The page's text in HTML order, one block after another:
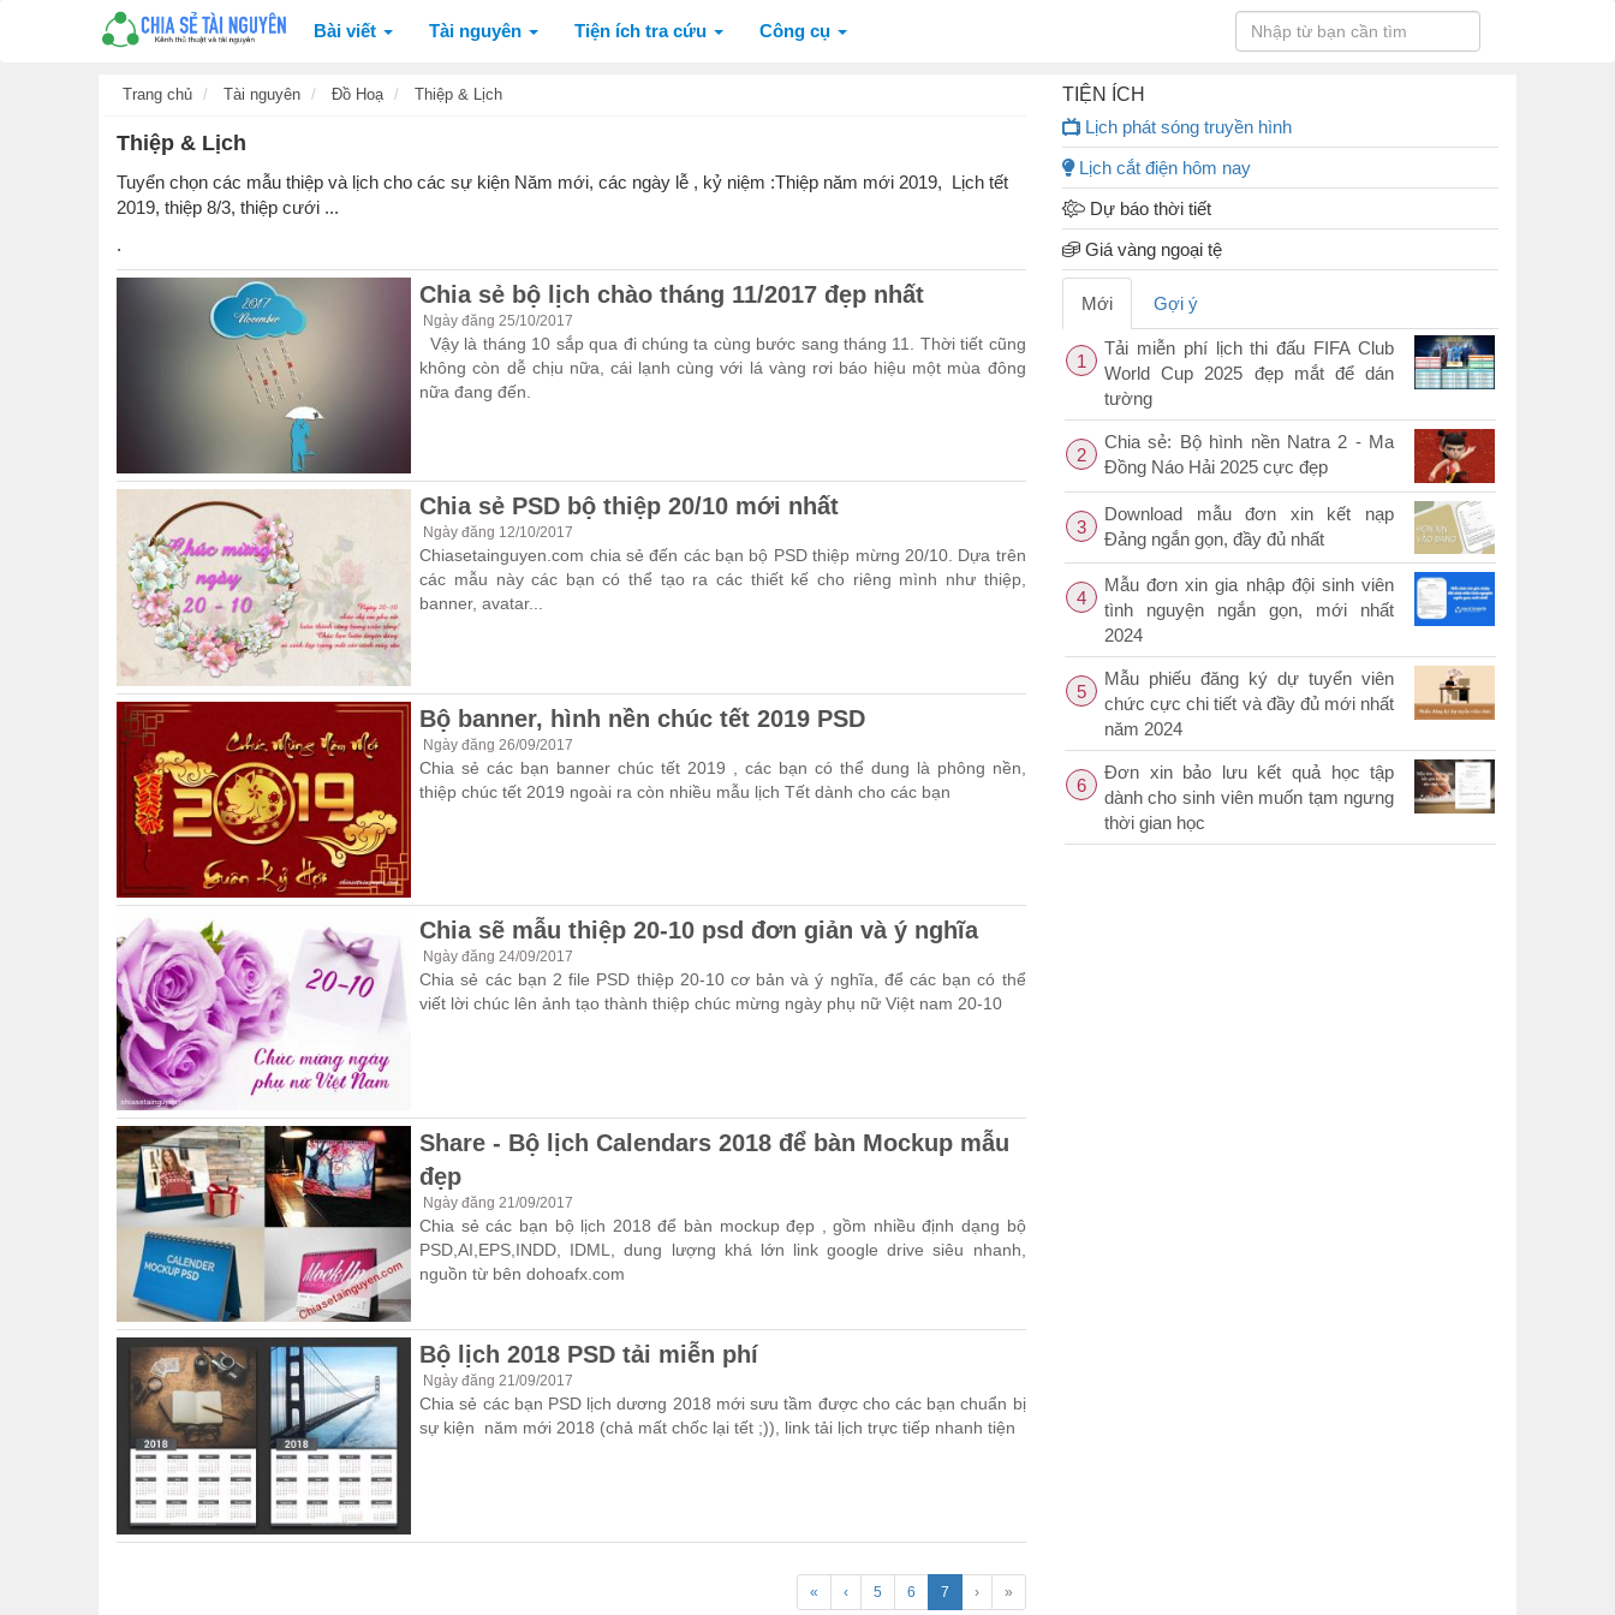
Bài viết Tài nguyên Tiện ích tra cứu Công cụ
Trang chủ Tài nguyên Đồ Hoạ Thiệp & Lịch
Thiệp & Lịch
Tuyển chọn các mẫu thiệp và lịch cho các sự kiện Năm mới, các ngày lễ , kỷ niệm :Thiệp năm mới 2019, Lịch tết
2019, thiệp 8/3, thiệp cưới ...
.
Chia sẻ bộ lịch chào tháng 11/2017 đẹp nhất
Ngày đăng 25/10/2017
Vậy là tháng 10 sắp qua đi chúng ta cùng bước sang tháng 11. Thời tiết cũng
không còn dễ chịu nữa, cái lạnh cùng với lá vàng rơi báo hiệu một mùa đông
nữa đang đến.
Chia sẻ PSD bộ thiệp 20/10 mới nhất
Ngày đăng 12/10/2017
Chiasetainguyen.com chia sẻ đến các bạn bộ PSD thiệp mừng 20/10. Dựa trên
các mẫu này các bạn có thể tạo ra các thiết kế cho riêng mình như thiệp,
banner, avatar...
Bộ banner, hình nền chúc tết 2019 PSD
Ngày đăng 26/09/2017
Chia sẻ các bạn banner chúc tết 2019 , các bạn có thể dung là phông nền,
thiệp chúc tết 2019 ngoài ra còn nhiều mẫu lịch Tết dành cho các bạn
Chia sẽ mẫu thiệp 20-10 psd đơn giản và ý nghĩa
Ngày đăng 24/09/2017
Chia sẻ các bạn 2 file PSD thiệp 20-10 cơ bản và ý nghĩa, để các bạn có thể
viết lời chúc lên ảnh tạo thành thiệp chúc mừng ngày phụ nữ Việt nam 20-10
Share - Bộ lịch Calendars 2018 để bàn Mockup mẫu
đẹp
Ngày đăng 21/09/2017
Chia sẻ các bạn bộ lịch 2018 để bàn mockup đẹp , gồm nhiều định dạng bộ
PSD,AI,EPS,INDD, IDML, dung lượng khá lớn link google drive siêu nhanh,
nguồn từ bên dohoafx.com
Bộ lịch 2018 PSD tải miễn phí
Ngày đăng 21/09/2017
Chia sẻ các bạn PSD lịch dương 2018 mới sưu tầm được cho các bạn chuẩn bị
sự kiện năm mới 2018 (chả mất chốc lại tết ;)), link tải lịch trực tiếp nhanh tiện
« ‹ 5 6 7 › »
TIỆN ÍCH
Lịch phát sóng truyền hình
Lịch cắt điện hôm nay
Dự báo thời tiết
Giá vàng ngoại tệ
Mới Gợi ý
1
Tải miễn phí lịch thi đấu FIFA Club
World Cup 2025 đẹp mắt để dán
tường
2
Chia sẻ: Bộ hình nền Natra 2 - Ma
Đồng Náo Hải 2025 cực đẹp
3
Download mẫu đơn xin kết nạp
Đảng ngắn gọn, đầy đủ nhất
4
Mẫu đơn xin gia nhập đội sinh viên
tình nguyện ngắn gọn, mới nhất
2024
5
Mẫu phiếu đăng ký dự tuyển viên
chức cực chi tiết và đầy đủ mới nhất
năm 2024
6
Đơn xin bảo lưu kết quả học tập
dành cho sinh viên muốn tạm ngưng
thời gian học